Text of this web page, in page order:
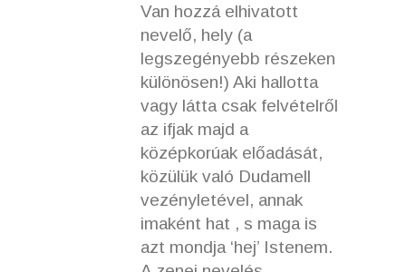
Van hozzá elhivatott
nevelő, hely (a
legszegényebb részeken
különösen!) Aki hallotta
vagy látta csak felvételről
az ifjak majd a
középkorúak előadását,
közülük való Dudamell
vezényletével, annak
imaként hat , s maga is
azt mondja ‘hej’ Istenem.